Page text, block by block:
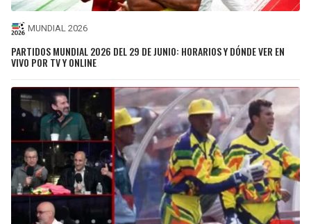
MUNDIAL 2026
PARTIDOS MUNDIAL 2026 DEL 29 DE JUNIO: HORARIOS Y DÓNDE VER EN
VIVO POR TV Y ONLINE